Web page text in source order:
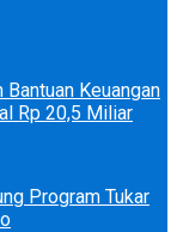
Keuangan
Rp 20,5 Miliar
Program Tukar